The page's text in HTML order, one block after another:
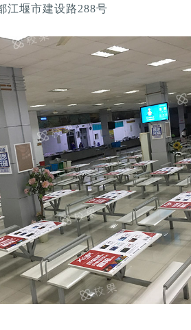
江堰市建设路288号